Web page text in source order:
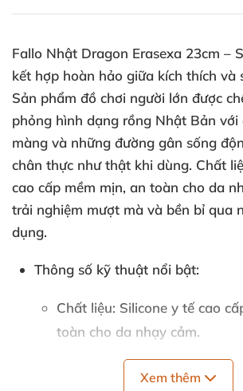
Fallo Nhật Dragon Erasexa 23cm –
kết hợp hoàn hảo giữa kích thích và
Sản phẩm đồ chơi người lớn được
phỏng hình dạng rồng Nhật Bản
màng và những đường gân sống
chân thực như thật khi dùng. Chất
cao cấp mềm mịn, an toàn cho da
trải nghiệm mượt mà và bền bỉ qua
dụng.
Thông số kỹ thuật nổi bật:
Chất liệu: Silicone y tế cao
toàn cho da nhạy cảm.
Màu sắc: Xanh dương quyến
Xem thêm